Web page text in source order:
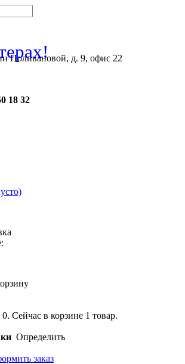
Поливановой, д. 9, офис 22
18 32
0. Сейчас в корзине 1 товар.
Определить
заказ